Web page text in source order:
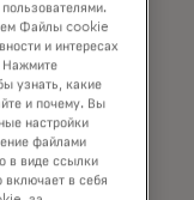
и мы
для
Файлы cookie
и интересах
Нажмите
узнать, какие
и почему. Вы
настройки
файлами
в виде ссылки
включает в себя